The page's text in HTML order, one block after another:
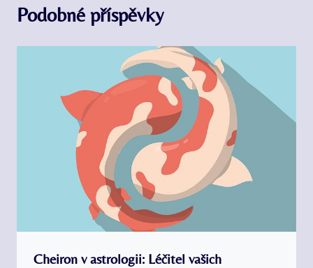
Podobné příspěvky
Cheiron v astrologii: Léčitel vašich